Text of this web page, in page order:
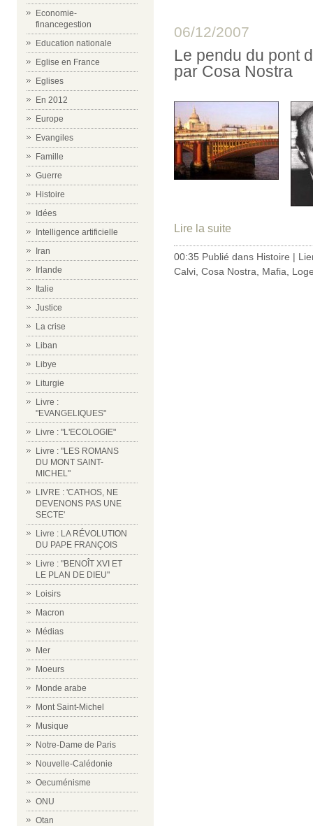
Economie-
financegestion
Education nationale
Eglise en France
Eglises
En 2012
Europe
Evangiles
Famille
Guerre
Histoire
Idées
Intelligence artificielle
Iran
Irlande
Italie
Justice
La crise
Liban
Libye
Liturgie
Livre :
"EVANGELIQUES"
Livre : "L'ECOLOGIE"
Livre : "LES ROMANS
DU MONT SAINT-
MICHEL"
LIVRE : 'CATHOS, NE
DEVENONS PAS UNE
SECTE'
Livre : LA RÉVOLUTION
DU PAPE FRANÇOIS
Livre : "BENOÎT XVI ET
LE PLAN DE DIEU"
Loisirs
Macron
Médias
Mer
Moeurs
Monde arabe
Mont Saint-Michel
Musique
Notre-Dame de Paris
Nouvelle-Calédonie
Oecuménisme
ONU
Otan
06/12/2007
Le pendu du pont
par Cosa Nostra
Lire la suite
00:35 Publié dans Histoire |
Calvi Cosa Nostra Mafia